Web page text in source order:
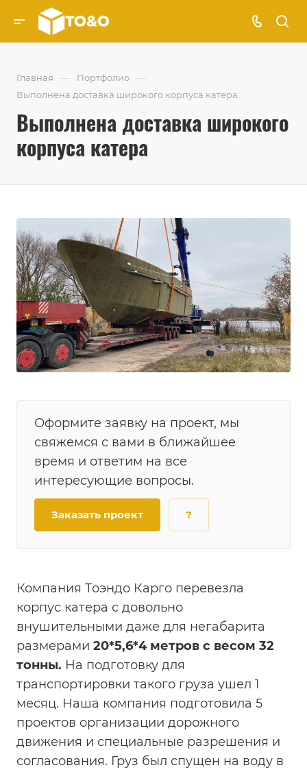
Главная — Портфолио —
Выполнена доставка широкого корпуса катера
Выполнена доставка широкого
корпуса катера
Оформите заявку на проект, мы
свяжемся с вами в ближайшее
время и ответим на все
интересующие вопросы.
Заказать проект ?
Компания Тоэндо Карго перевезла
корпус катера с довольно
внушительными даже для негабарита
размерами 20*5,6*4 метров с весом 32
тонны. На подготовку для
транспортировки такого груза ушел 1
месяц. Наша компания подготовила 5
проектов организации дорожного
движения и специальные разрешения и
согласования. Груз был спущен на воду в